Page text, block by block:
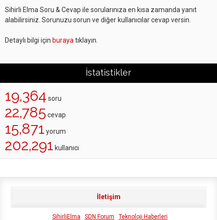
Sihirli Elma Soru & Cevap ile sorularınıza en kısa zamanda yanıt
alabilirsiniz. Sorunuzu sorun ve diğer kullanıcılar cevap versin.
Detaylı bilgi için buraya tıklayın.
İstatistikler
19,364 soru
22,785 cevap
15,871 yorum
202,291 kullanıcı
İletişim
SihirliElma SDN Forum Teknoloji Haberleri